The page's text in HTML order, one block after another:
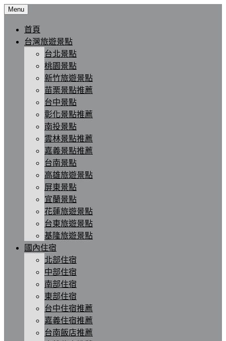
Skip
to
content
Menu
首頁
台灣旅遊景點
台北景點
桃園景點
新竹旅遊景點
苗栗景點推薦
台中景點
彰化景點推薦
南投景點
雲林景點推薦
嘉義景點推薦
台南景點
高雄旅遊景點
屏東景點
宜蘭景點
花蓮旅遊景點
台東旅遊景點
基隆旅遊景點
國內住宿
北部住宿
中部住宿
南部住宿
東部住宿
台中住宿推薦
嘉義住宿推薦
台南飯店推薦